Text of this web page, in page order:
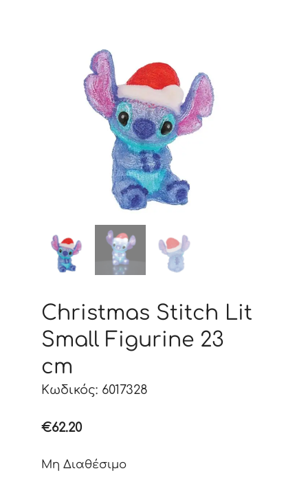
Christmas Stitch Lit
Small Figurine 23
cm
Κωδικός: 6017328
€62.20
Μη Διαθέσιμο